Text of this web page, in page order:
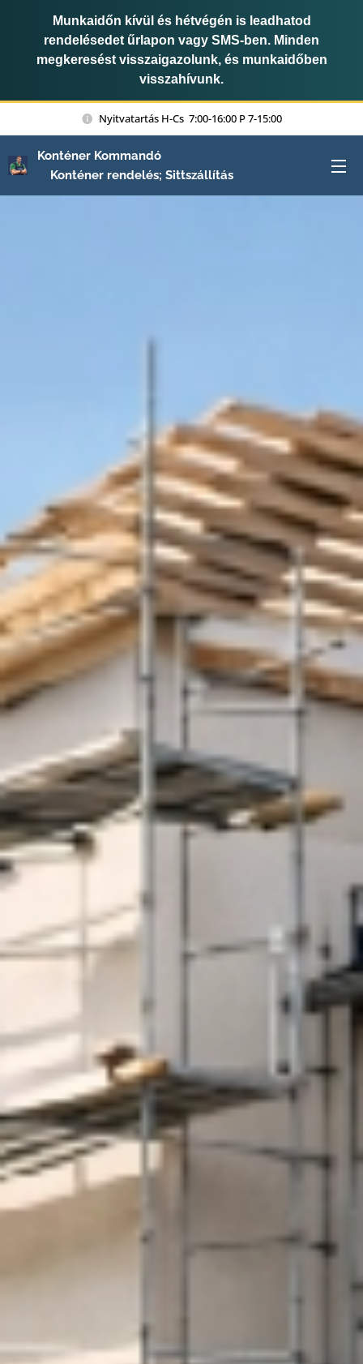
Munkaidőn kívül és hétvégén is leadhatod
rendelésedet űrlapon vagy SMS-ben. Minden
megkeresést visszaigazolunk, és munkaidőben
visszahívunk.
Nyitvatartás H-Cs 7:00-16:00 P 7-15:00
Konténer Kommandó
Konténer rendelés; Sittszállítás